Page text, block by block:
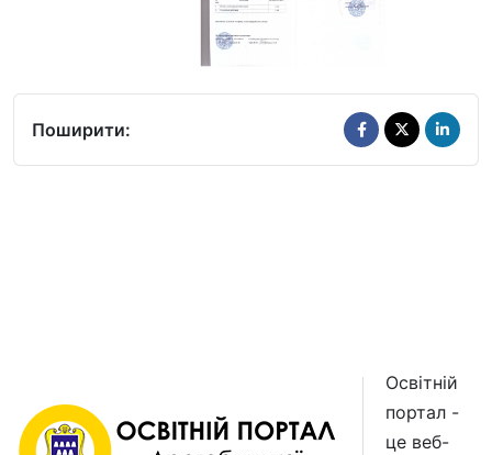
Поширити:
Освітній
портал -
це веб-